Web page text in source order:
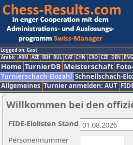
Logged on: Gast
Arabic ARM AZE BIH BUL CAT CHN CRO CZE DEN ENG
Home TurnierDB Meisterschaft
Turnierschach-Elozahl Schnellschach-
Allgemeines Turnier anmelden: AUT
Willkommen bei den
Personennummer
FIDE-Elolisten Stand